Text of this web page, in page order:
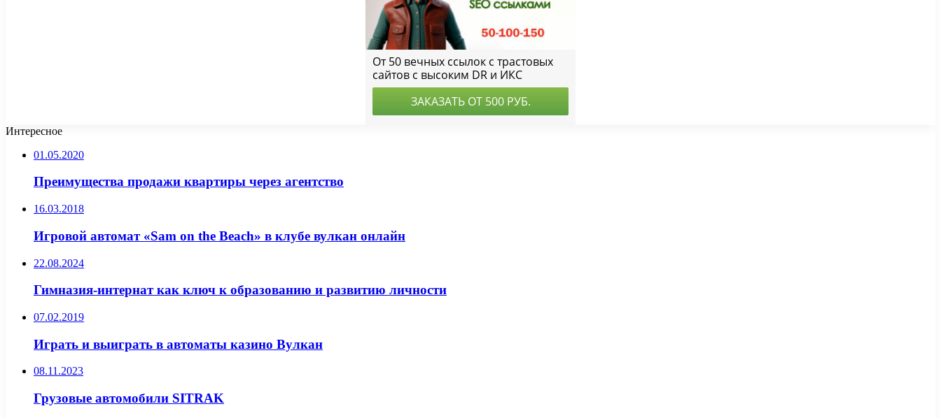
Интересное
01.05.2020
Преимущества продажи квартиры через агентство
16.03.2018
Игровой автомат «Sam on the Beach» в клубе вулкан онлайн
22.08.2024
Гимназия-интернат как ключ к образованию и развитию личности
07.02.2019
Играть и выиграть в автоматы казино Вулкан
08.11.2023
Грузовые автомобили SITRAK